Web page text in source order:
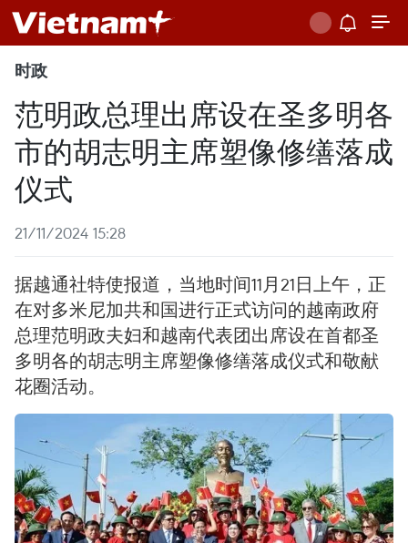
时政
范明政总理出席设在圣多明各
市的胡志明主席塑像修缮落成
仪式
21/11/2024 15:28
据越通社特使报道，当地时间11月21日上午，正
在对多米尼加共和国进行正式访问的越南政府
总理范明政夫妇和越南代表团出席设在首都圣
多明各的胡志明主席塑像修缮落成仪式和敬献
花圈活动。 ​